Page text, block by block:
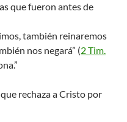
que fueron antes de
también reinaremos
nos negará” (2 Tim.
rechaza a Cristo por